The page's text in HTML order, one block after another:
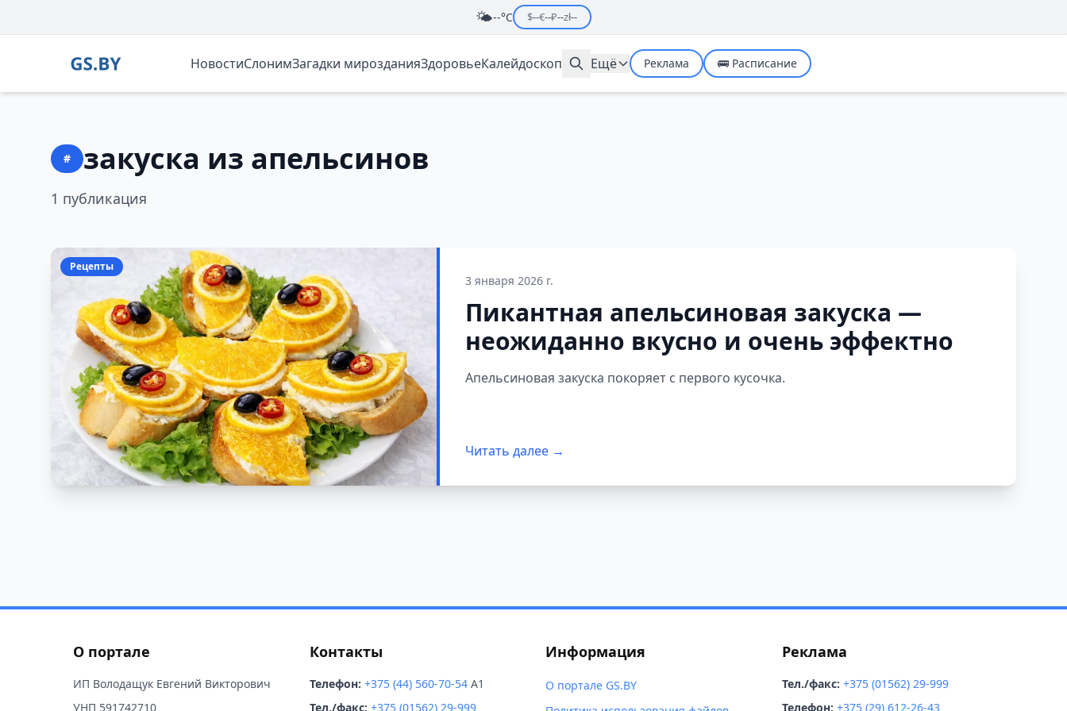
🌤️--°C $--€--₽--zł--
НовостиСлонимЗагадки мирозданияЗдоровьеКалейдоскоп Ещё Реклама 🚌 Расписание
# закуска из апельсинов
1 публикация
Рецепты
3 января 2026 г.
Пикантная апельсиновая закуска —
неожиданно вкусно и очень эффектно
Апельсиновая закуска покоряет с первого кусочка.
Читать далее →
О портале
ИП Володащук Евгений Викторович
УНП 591742710
Контакты
Телефон: +375 (44) 560-70-54A1
Тел./факс: +375 (01562) 29-999
Информация
О портале GS.BY
Реклама
Тел./факс: +375 (01562) 29-999
Телефон: +375 (29) 612-26-43